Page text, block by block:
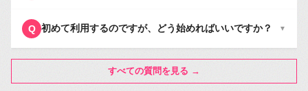
Q 初めて利用するのですが、どう始めればいいですか？ ▼
すべての質問を見る →